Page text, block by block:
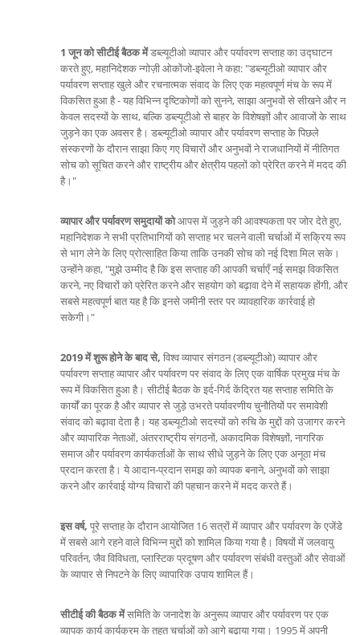
1 जून को सीटीई बैठक मेंडब्ल्यूटीओ व्यापार और पर्यावरण सप्ताह का उद्घाटन
करते हुए, महानिदेशक न्गोज़ी ओकोंजो-इवेला ने कहा: "डब्ल्यूटीओ व्यापार और
पर्यावरण सप्ताह खुले और रचनात्मक संवाद के लिए एक महत्वपूर्ण मंच के रूप में
विकसित हुआ है - यह विभिन्न दृष्टिकोणों को सुनने, साझा अनुभवों से सीखने और न
केवल सदस्यों के साथ, बल्कि डब्ल्यूटीओ से बाहर के विशेषज्ञों और आवाजों के साथ
जुड़ने का एक अवसर है। डब्ल्यूटीओ व्यापार और पर्यावरण सप्ताह के पिछले
संस्करणों के दौरान साझा किए गए विचारों और अनुभवों ने राजधानियों में नीतिगत
सोच को सूचित करने और राष्ट्रीय और क्षेत्रीय पहलों को प्रेरित करने में मदद की
है।"
व्यापार और पर्यावरण समुदायों कोआपस में जुड़ने की आवश्यकता पर जोर देते हुए,
महानिदेशक ने सभी प्रतिभागियों को सप्ताह भर चलने वाली चर्चाओं में सक्रिय रूप
से भाग लेने के लिए प्रोत्साहित किया ताकि उनकी सोच को नई दिशा मिल सके।
उन्होंने कहा, "मुझे उम्मीद है कि इस सप्ताह की आपकी चर्चाएँ नई समझ विकसित
करने, नए विचारों को प्रेरित करने और सहयोग को बढ़ावा देने में सहायक होंगी, और
सबसे महत्वपूर्ण बात यह है कि इनसे जमीनी स्तर पर व्यावहारिक कार्रवाई हो
सकेगी।"
2019 में शुरू होने के बाद से, विश्व व्यापार संगठन (डब्ल्यूटीओ) व्यापार और
पर्यावरण सप्ताह व्यापार और पर्यावरण पर संवाद के लिए एक वार्षिक प्रमुख मंच के
रूप में विकसित हुआ है। सीटीई बैठक के इर्द-गिर्द केंद्रित यह सप्ताह समिति के
कार्यों का पूरक है और व्यापार से जुड़े उभरते पर्यावरणीय चुनौतियों पर समावेशी
संवाद को बढ़ावा देता है। यह डब्ल्यूटीओ सदस्यों को रुचि के मुद्दों को उजागर करने
और व्यापारिक नेताओं, अंतरराष्ट्रीय संगठनों, अकादमिक विशेषज्ञों, नागरिक
समाज और पर्यावरण कार्यकर्ताओं के साथ सीधे जुड़ने के लिए एक अनूठा मंच
प्रदान करता है। ये आदान-प्रदान समझ को व्यापक बनाने, अनुभवों को साझा
करने और कार्रवाई योग्य विचारों की पहचान करने में मदद करते हैं।
इस वर्ष, पूरे सप्ताह के दौरान आयोजित 16 सत्रों में व्यापार और पर्यावरण के एजेंडे
में सबसे आगे रहने वाले विभिन्न मुद्दों को शामिल किया गया है। विषयों में जलवायु
परिवर्तन, जैव विविधता, प्लास्टिक प्रदूषण और पर्यावरण संबंधी वस्तुओं और सेवाओं
के व्यापार से निपटने के लिए व्यापारिक उपाय शामिल हैं।
सीटीई की बैठक मेंसमिति के जनादेश के अनुरूप व्यापार और पर्यावरण पर एक
व्यापक कार्य कार्यक्रम के तहत चर्चाओं को आगे बढ़ाया गया। 1995 में अपनी